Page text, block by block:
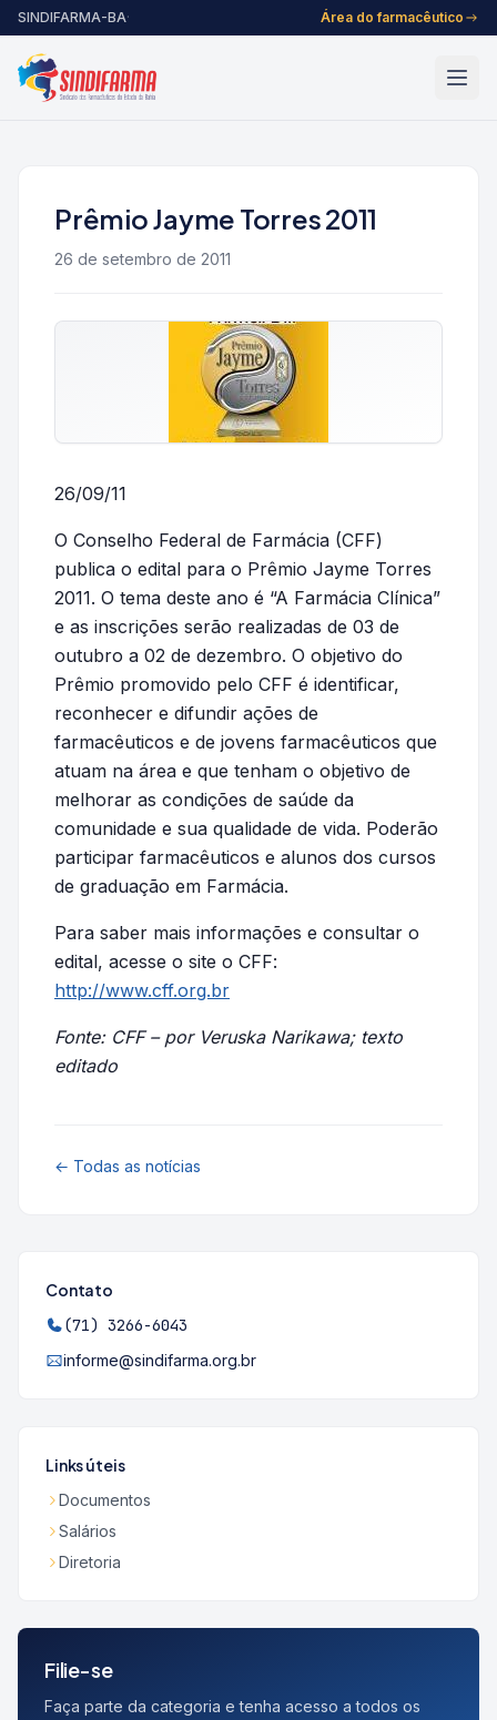
Pular para o conteúdo
SINDIFARMA-BA· Área do farmacêutico
Prêmio Jayme Torres 2011
26 de setembro de 2011
26/09/11
O Conselho Federal de Farmácia (CFF)
publica o edital para o Prêmio Jayme Torres
2011. O tema deste ano é “A Farmácia Clínica”
e as inscrições serão realizadas de 03 de
outubro a 02 de dezembro. O objetivo do
Prêmio promovido pelo CFF é identificar,
reconhecer e difundir ações de
farmacêuticos e de jovens farmacêuticos que
atuam na área e que tenham o objetivo de
melhorar as condições de saúde da
comunidade e sua qualidade de vida. Poderão
participar farmacêuticos e alunos dos cursos
de graduação em Farmácia.
Para saber mais informações e consultar o
edital, acesse o site o CFF:
http://www.cff.org.br
Fonte: CFF – por Veruska Narikawa; texto
editado
← Todas as notícias
Contato
(71) 3266-6043
informe@sindifarma.org.br
Links úteis
Documentos
Salários
Diretoria
Filie-se
Faça parte da categoria e tenha acesso a todos os